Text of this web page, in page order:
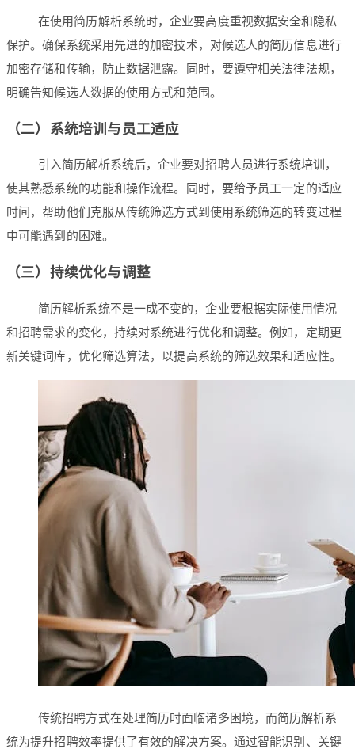
在使用简历解析系统时，企业要高度重视数据安全和隐私
保护。确保系统采用先进的加密技术，对候选人的简历信息进行
加密存储和传输，防止数据泄露。同时，要遵守相关法律法规，
明确告知候选人数据的使用方式和范围。
（二）系统培训与员工适应
引入简历解析系统后，企业要对招聘人员进行系统培训，
使其熟悉系统的功能和操作流程。同时，要给予员工一定的适应
时间，帮助他们克服从传统筛选方式到使用系统筛选的转变过程
中可能遇到的困难。
（三）持续优化与调整
简历解析系统不是一成不变的，企业要根据实际使用情况
和招聘需求的变化，持续对系统进行优化和调整。例如，定期更
新关键词库，优化筛选算法，以提高系统的筛选效果和适应性。
传统招聘方式在处理简历时面临诸多困境，而简历解析系
统为提升招聘效率提供了有效的解决方案。通过智能识别、关键